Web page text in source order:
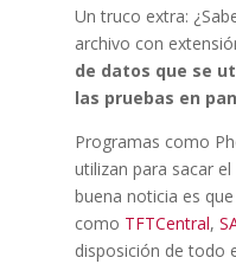
Un truco extra:
archivo con
de datos que se
las pruebas en
Programas como
utilizan para sacar
buena noticia es
como TFTCentral,
disposición de todo